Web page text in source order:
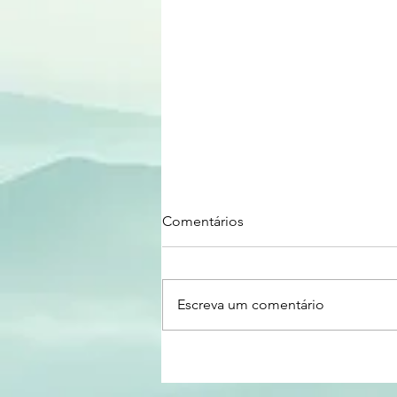
Comentários
Escreva um comentário